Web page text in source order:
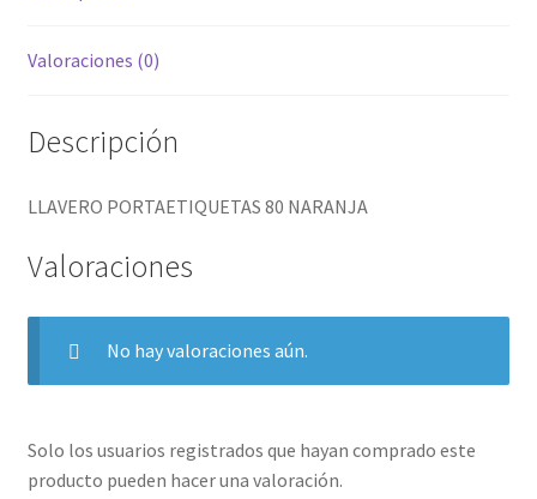
Valoraciones (0)
Descripción
LLAVERO PORTAETIQUETAS 80 NARANJA
Valoraciones
No hay valoraciones aún.
Solo los usuarios registrados que hayan comprado este
producto pueden hacer una valoración.